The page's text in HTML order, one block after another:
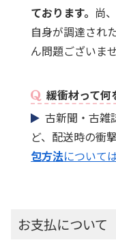
ております。 尚
自身が調達され
ん問題ございませ
緩衝材って何
古新聞・古雑
ど、配送時の衝
包方法について
お支払について